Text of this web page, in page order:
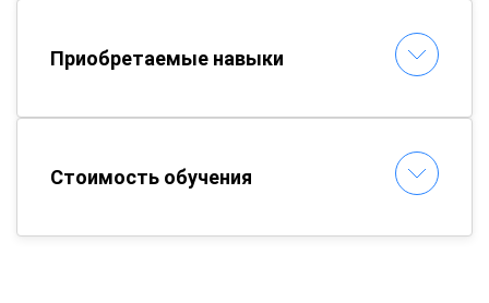
Приобретаемые навыки
Стоимость обучения